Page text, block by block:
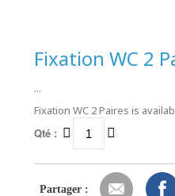
Fixation WC 2
...
Fixation WC 2 Paires is
Qté :
Partager :